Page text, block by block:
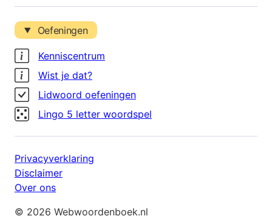
Oefeningen
Kenniscentrum
Wist je dat?
Lidwoord oefeningen
Lingo 5 letter woordspel
Privacyverklaring
Disclaimer
Over ons
© 2026 Webwoordenboek.nl